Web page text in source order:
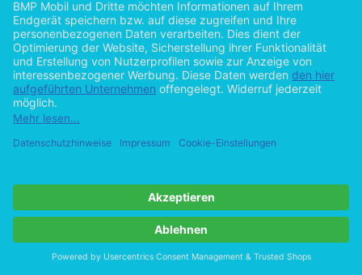
Datenschutz
AGB
Vertrag widerrufen
Zur Desktop-Version
Copyright ©Imprint in der Bedey & Thoms Media GmbH powered
byOpen Publishing
Cookie-Einstellungen